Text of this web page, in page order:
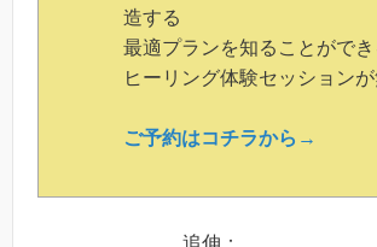
造する
最適プランを知ることができ
ヒーリング体験セッションが
ご予約はコチラから→